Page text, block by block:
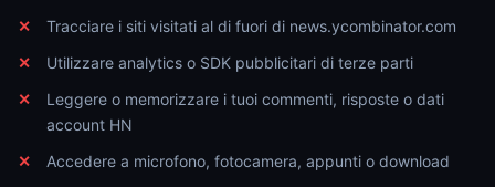
Tracciare i siti visitati al di fuori di news.ycombinator.com
Utilizzare analytics o SDK pubblicitari di terze parti
Leggere o memorizzare i tuoi commenti, risposte o dati
account HN
Accedere a microfono, fotocamera, appunti o download